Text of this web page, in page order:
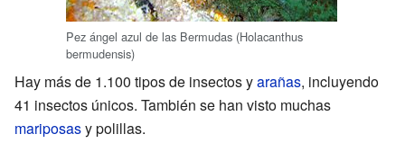
Pez ángel azul de las Bermudas (Holacanthus
bermudensis)
Hay más de 1.100 tipos de insectos yarañas, incluyendo
41 insectos únicos. También se han visto muchas
mariposasy polillas.